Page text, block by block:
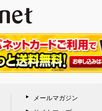
メールマガジン